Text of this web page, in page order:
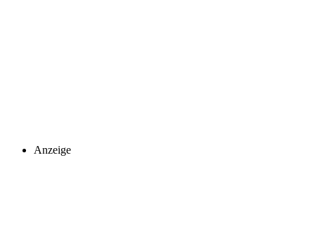
Anzeige